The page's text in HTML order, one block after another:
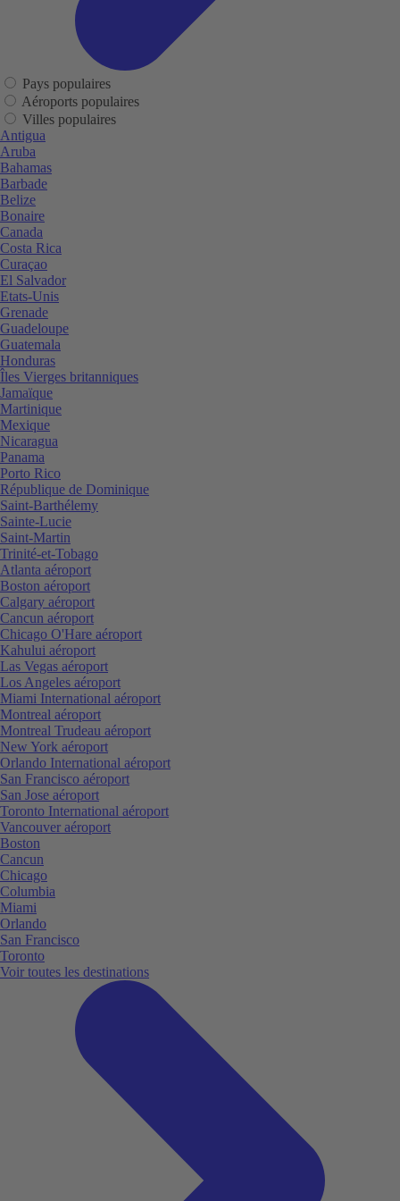
Pays populaires
Aéroports populaires
Villes populaires
Antigua
Aruba
Bahamas
Barbade
Belize
Bonaire
Canada
Costa Rica
Curaçao
El Salvador
Etats-Unis
Grenade
Guadeloupe
Guatemala
Honduras
Îles Vierges britanniques
Jamaïque
Martinique
Mexique
Nicaragua
Panama
Porto Rico
République de Dominique
Saint-Barthélemy
Sainte-Lucie
Saint-Martin
Trinité-et-Tobago
Atlanta aéroport
Boston aéroport
Calgary aéroport
Cancun aéroport
Chicago O'Hare aéroport
Kahului aéroport
Las Vegas aéroport
Los Angeles aéroport
Miami International aéroport
Montreal aéroport
Montreal Trudeau aéroport
New York aéroport
Orlando International aéroport
San Francisco aéroport
San Jose aéroport
Toronto International aéroport
Vancouver aéroport
Boston
Cancun
Chicago
Columbia
Miami
Orlando
San Francisco
Toronto
Voir toutes les destinations